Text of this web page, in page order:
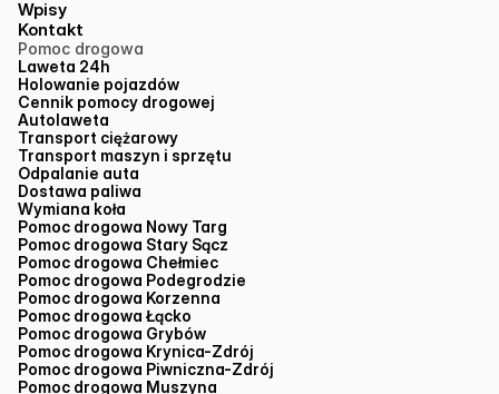
Wpisy
Kontakt
Pomoc drogowa
Laweta 24h
Holowanie pojazdów
Cennik pomocy drogowej
Autolaweta
Transport ciężarowy
Transport maszyn i sprzętu
Odpalanie auta
Dostawa paliwa
Wymiana koła
Pomoc drogowa Nowy Targ
Pomoc drogowa Stary Sącz
Pomoc drogowa Chełmiec
Pomoc drogowa Podegrodzie
Pomoc drogowa Korzenna
Pomoc drogowa Łącko
Pomoc drogowa Grybów
Pomoc drogowa Krynica-Zdrój
Pomoc drogowa Piwniczna-Zdrój
Pomoc drogowa Muszyna